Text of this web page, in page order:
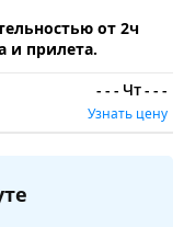
от 2ч
и прилета.
- - - Чт- - -
Узнать цену